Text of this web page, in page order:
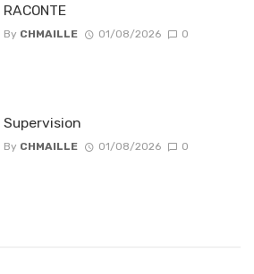
RACONTE
By CHMAILLE 01/08/2026 0
Supervision
By CHMAILLE 01/08/2026 0